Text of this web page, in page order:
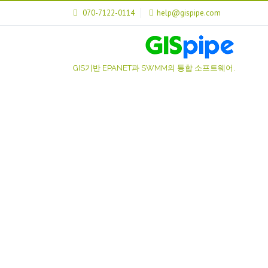
070-7122-0114 help@gispipe.com
GIS기반 EPANET과 SWMM의 통합 소프트웨어.